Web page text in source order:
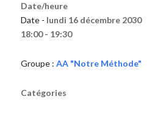
Date/heure
Date - lundi 16 décembre 2030
18:00 - 19:30
Groupe : AA "Notre Méthode"
Catégories